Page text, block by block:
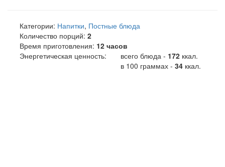
Категории: Напитки, Постные блюда
Количество порций: 2
Время приготовления: 12 часов
Энергетическая ценность:
всего блюда - 172 ккал.
в 100 граммах - 34 ккал.